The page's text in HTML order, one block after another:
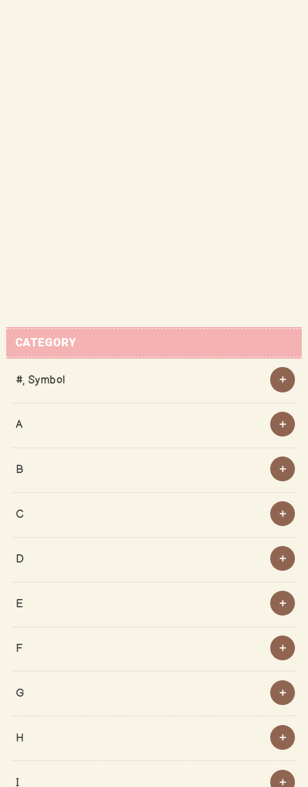
CATEGORY
#, Symbol
A
B
C
D
E
F
G
H
I